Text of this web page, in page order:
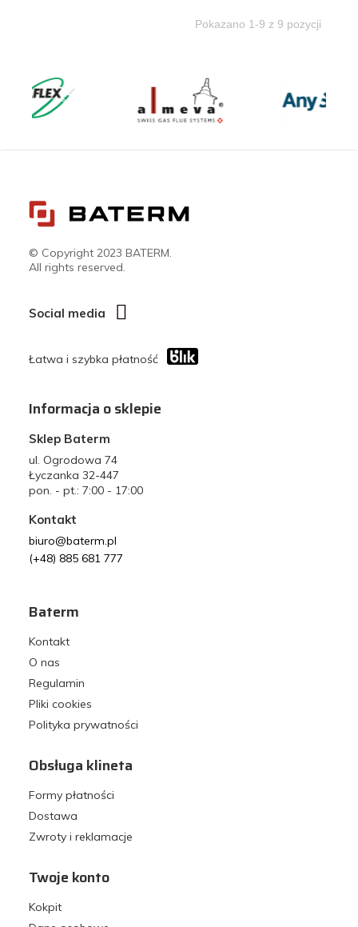
Pokazano 1-9 z 9 pozycji
© Copyright 2023 BATERM.
All rights reserved.
Social media
Łatwa i szybka płatność
Informacja o sklepie
Sklep Baterm
ul. Ogrodowa 74
Łyczanka 32-447
pon. - pt.: 7:00 - 17:00
Kontakt
biuro@baterm.pl
(+48) 885 681 777
Baterm
Kontakt
O nas
Regulamin
Pliki cookies
Polityka prywatności
Obsługa klineta
Formy płatności
Dostawa
Zwroty i reklamacje
Twoje konto
Kokpit